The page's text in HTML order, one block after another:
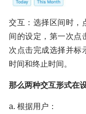
交互：选择区间时，
间的设定，第一次点
次点击完成选择并标
时间和终止时间。
那么两种交互形式在
a. 根据用户：